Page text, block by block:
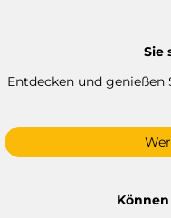
Sie
Entdecken und genießen